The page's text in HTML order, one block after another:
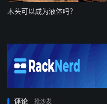
木头可以成为液体吗？
评论 抢沙发